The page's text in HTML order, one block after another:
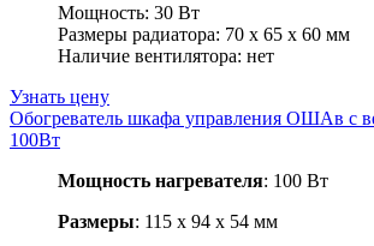
Мощность: 30 Вт
Размеры радиатора: 70 х 65 х 60 мм
Наличие вентилятора: нет
Узнать цену
Обогреватель шкафа управления ОШАв с
100Вт
Мощность нагревателя: 100 Вт
Размеры: 115 х 94 х 54 мм